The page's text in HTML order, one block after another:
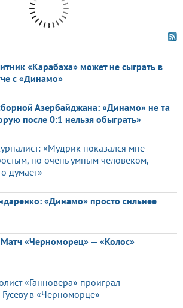
«Карабаха» может не сыграть в
с «Динамо»
Азербайджана: «Динамо» не та
после 0:1 нельзя обыграть»
«Мудрик показался мне
но очень умным человеком,
думает»
«Динамо» просто сильнее
«Черноморец» — «Колос»
«Ганновера» проиграл
в «Черноморце»